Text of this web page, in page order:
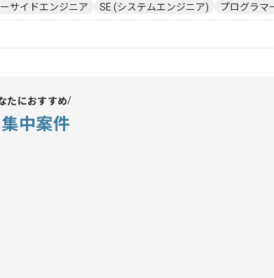
サイドエンジニア SE (システムエンジニア) プログラマ
たにおすすめ
中案件